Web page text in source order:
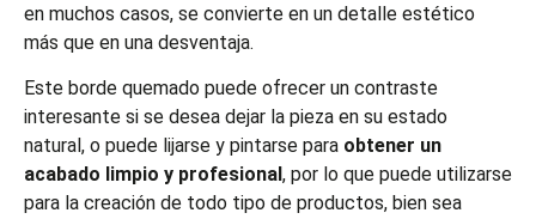
en muchos casos, se convierte en un detalle estético
más que en una desventaja.
Este borde quemado puede ofrecer un contraste
interesante si se desea dejar la pieza en su estado
natural, o puede lijarse y pintarse para obtener un
acabado limpio y profesional, por lo que puede utilizarse
para la creación de todo tipo de productos, bien sea